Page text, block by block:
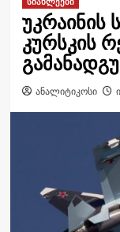
უკრაინის
კურსკის
ანალიტიკოსი